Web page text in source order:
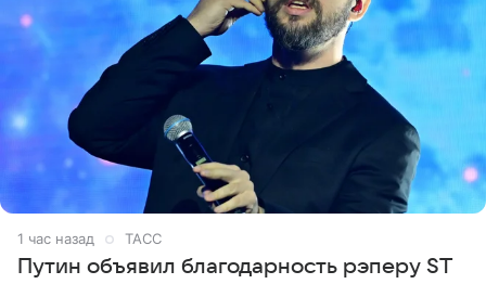
1 час назад ТАСС
Путин объявил благодарность рэперу ST